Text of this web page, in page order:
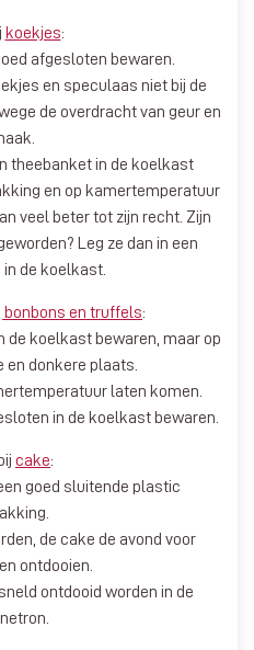
koekjes:
afgesloten bewaren.
en speculaas niet bij de
de overdracht van geur en
theebanket in de koelkast
en op kamertemperatuur
veel beter tot zijn recht. Zijn
Leg ze dan in een
de koelkast.
bonbons en truffels:
de koelkast bewaren, maar op
en donkere plaats.
laten komen.
in de koelkast bewaren.
cake:
goed sluitende plastic
de cake de avond voor
ontdooien.
ontdooid worden in de